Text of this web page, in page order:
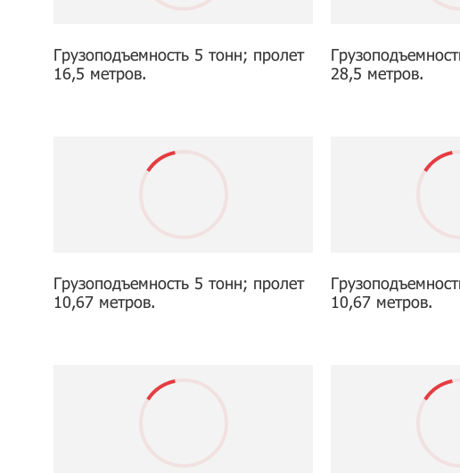
Грузоподъемность 5 тонн; пролет
16,5 метров.
28,5 метров.
Грузоподъемность 5 тонн; пролет
10,67 метров.
10,67 метров.